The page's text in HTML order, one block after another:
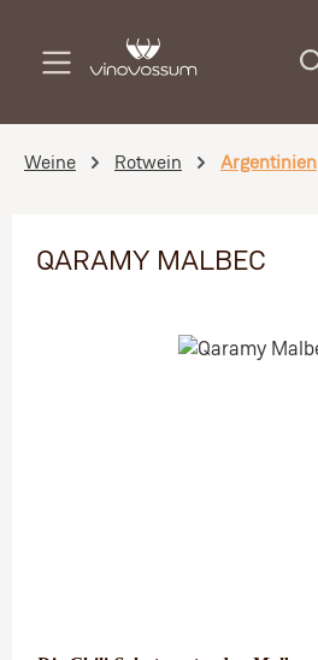
Weine Rotwein Argentinien
QARAMY MALBEC
Bildergalerie überspringen